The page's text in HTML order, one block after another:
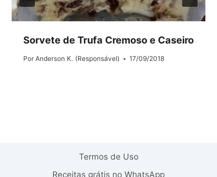
Sorvete de Trufa Cremoso e Caseiro
Por Anderson K. (Responsável) 17/09/2018
Termos de Uso
Receitas grátis no WhatsApp